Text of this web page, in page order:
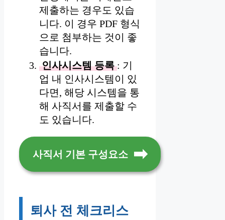
제출하는 경우도 있습
니다. 이 경우 PDF 형식
으로 첨부하는 것이 좋
습니다.
인사시스템 등록 : 기
업 내 인사시스템이 있
다면, 해당 시스템을 통
해 사직서를 제출할 수
도 있습니다.
사직서 기본 구성요소
퇴사 전 체크리스